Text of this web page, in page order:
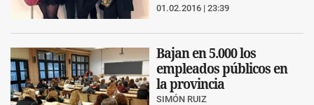
01.02.2016 | 23:39
Bajan en 5.000 los
empleados públicos en
la provincia
SIMÓN RUIZ